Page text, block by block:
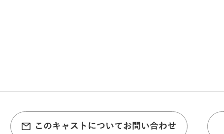
このキャストについてお問い合わせ